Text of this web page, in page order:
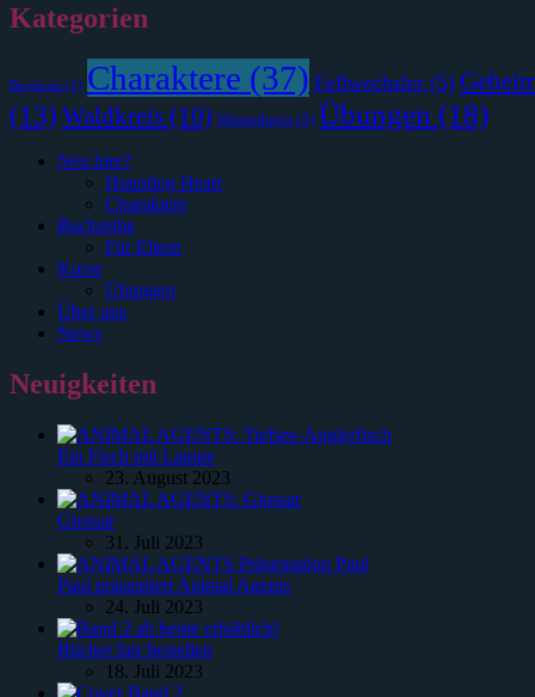
Kategorien
Bergkreis (1) Charaktere (37) Fellwechsler (5)
(13) Waldkreis (10) Wasserkreis (2) Übungen (18)
Neu hier?
Haunting Heart
Charaktere
Buchreihe
Für Eltern
Kurse
Übungen
Über uns
News
Neuigkeiten
Ein Fisch mit Lampe
23. August 2023
Glossar
31. Juli 2023
Paul präsentiert Animal Agents
24. Juli 2023
Bücher fair bestellen
18. Juli 2023